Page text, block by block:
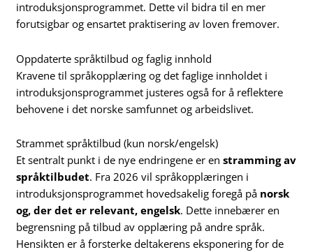
introduksjonsprogrammet. Dette vil bidra til en mer
forutsigbar og ensartet praktisering av loven fremover.
Oppdaterte språktilbud og faglig innhold
Kravene til språkopplæring og det faglige innholdet i
introduksjonsprogrammet justeres også for å reflektere
behovene i det norske samfunnet og arbeidslivet.
Strammet språktilbud (kun norsk/engelsk)
Et sentralt punkt i de nye endringene er enstramming av
språktilbudet. Fra 2026 vil språkopplæringen i
introduksjonsprogrammet hovedsakelig foregå på norsk
og, der det er relevant, engelsk. Dette innebærer en
begrensning på tilbud av opplæring på andre språk.
Hensikten er å forsterke deltakerens eksponering for de